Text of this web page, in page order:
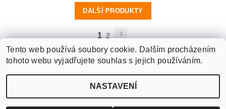
DALŠÍ PRODUKTY
1 2
WANTED SPORT PARDUBICE , všechna práva vyhrazena
cookies
Tento web používá soubory cookie. Dalším procházením
tohoto webu vyjadřujete souhlas s jejich používáním.
NASTAVENÍ